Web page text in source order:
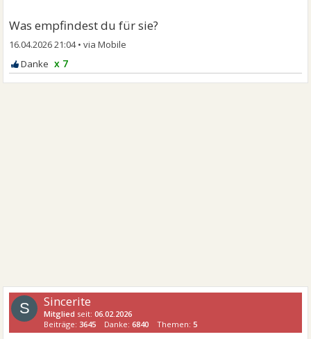
Was empfindest du für sie?
16.04.2026 21:04•
x 7
S Sincerite
Mitglied seit:06.02.2026
Beiträge:3645 Danke:6840 Themen:5